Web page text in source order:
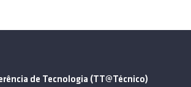
de Tecnologia (TT@Técnico)